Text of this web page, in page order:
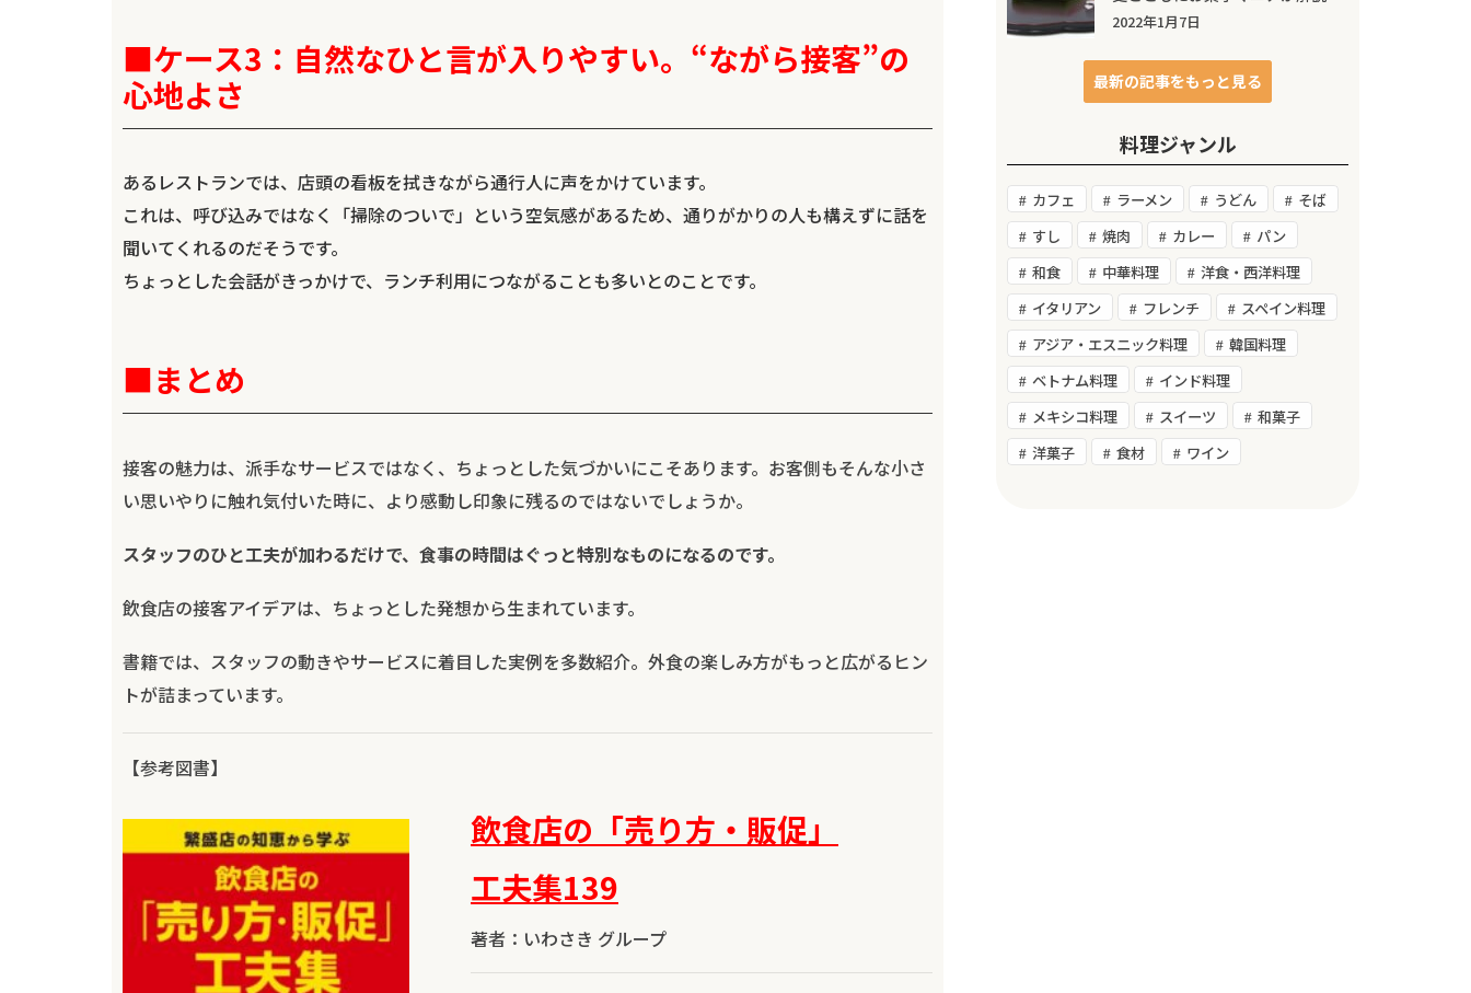
■ケース3：自然なひと言が入りやすい。“ながら接客”の
心地よさ
あるレストランでは、店頭の看板を拭きながら通行人に声をかけています。
これは、呼び込みではなく「掃除のついで」という空気感があるため、通りがかりの人も構えずに話を
聞いてくれるのだそうです。
ちょっとした会話がきっかけで、ランチ利用につながることも多いとのことです。
■まとめ
接客の魅力は、派手なサービスではなく、ちょっとした気づかいにこそあります。お客側もそんな小さ
い思いやりに触れ気付いた時に、より感動し印象に残るのではないでしょうか。
スタッフのひと工夫が加わるだけで、食事の時間はぐっと特別なものになるのです。
飲食店の接客アイデアは、ちょっとした発想から生まれています。
書籍では、スタッフの動きやサービスに着目した実例を多数紹介。外食の楽しみ方がもっと広がるヒン
トが詰まっています。
【参考図書】
飲食店の「売り方・販促」
工夫集139
著者：いわさき グループ
2022年1月7日
最新の記事をもっと見る
料理ジャンル
カフェ ラーメン うどん
そば
すし
焼肉 カレー
パン
和食
中華料理
洋食・西洋料理
イタリアン
フレンチ
スペイン料理
アジア・エスニック料理
韓国料理
ベトナム料理
インド料理
メキシコ料理
スイーツ
和菓子
洋菓子
食材 ワイン